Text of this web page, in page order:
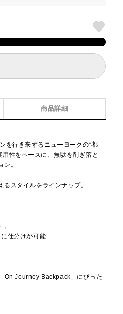
商品詳細
を行き来するニューヨークの“都
性をベースに、無駄を削ぎ落と
ン。
スタイルをラインナップ。
。
仕分けが可能
On Journey Backpack」にぴった